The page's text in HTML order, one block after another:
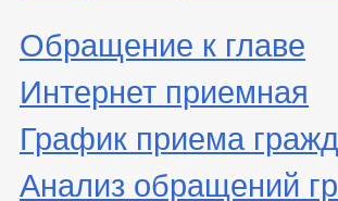
Обращение к главе
Интернет приемная
График приема
Анализ обращений